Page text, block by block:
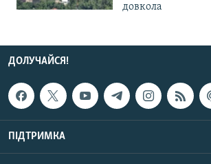
довкола
ДОЛУЧАЙСЯ!
ПІДТРИМКА